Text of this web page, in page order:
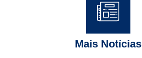
Mais Notícias